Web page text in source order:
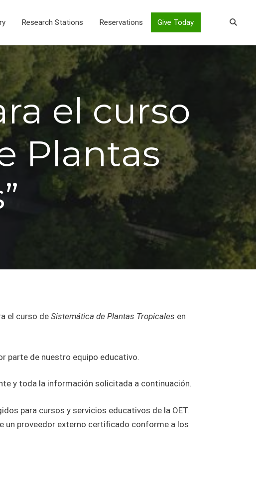
Research Stations Reservations Give Today
el curso
Plantas
el curso de Sistemática de Plantas Tropicales en
parte de nuestro equipo educativo.
y toda la información solicitada a continuación.
para cursos y servicios educativos de la OET.
un proveedor externo certificado conforme a los